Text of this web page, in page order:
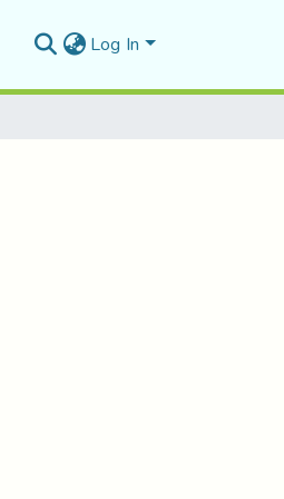
Log In